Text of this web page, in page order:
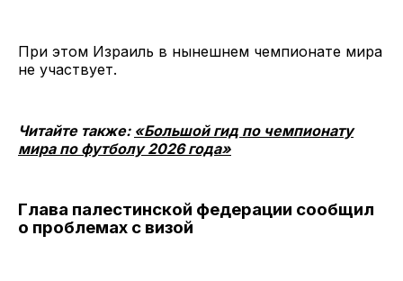
При этом Израиль в нынешнем чемпионате мира
не участвует.
Читайте также: «Большой гид по чемпионату
мира по футболу 2026 года»
Глава палестинской федерации сообщил
о проблемах с визой